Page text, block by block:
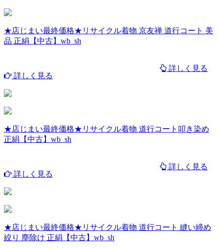
★店じまい最終価格★リサイクル着物 京友禅 道行コート 美
品 正絹【中古】wb_sh
詳しく見る
詳しく見る
★店じまい最終価格★リサイクル着物 道行コート叩き染め
正絹【中古】wb_sh
詳しく見る
詳しく見る
★店じまい最終価格★リサイクル着物 道行コート 縫い締め
絞り 塵除け 正絹【中古】wb_sh